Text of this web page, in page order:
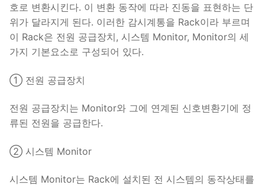
호로 변환시킨다. 이 변환 동작에 따라 진동을 표현하는 단
위가 달라지게 된다. 이러한 감시계통을 Rack이라 부르며
이 Rack은 전원 공급장치, 시스템 Monitor, Monitor의 세
가지 기본요소로 구성되어 있다.
① 전원 공급장치
전원 공급장치는 Monitor와 그에 연계된 신호변환기에 정
류된 전원을 공급한다.
② 시스템 Monitor
시스템 Monitor는 Rack에 설치된 전 시스템의 동작상태를